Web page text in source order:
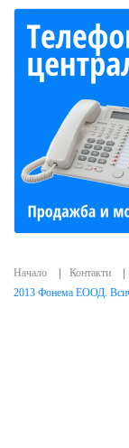
Начало Контакти
2013 Фонема ЕООД.